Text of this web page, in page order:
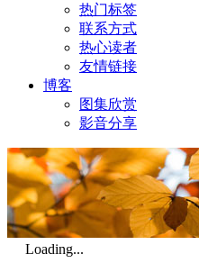
热门标签
联系方式
热心读者
友情链接
博客
图集欣赏
影音分享
Loading...